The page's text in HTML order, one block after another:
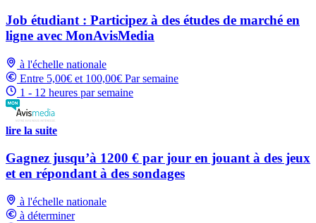
Job étudiant : Participez à des études de marché en
ligne avec MonAvisMedia
à l'échelle nationale
Entre 5,00€ et 100,00€ Par semaine
1 - 12 heures par semaine
lire la suite
Gagnez jusqu’à 1200 € par jour en jouant à des jeux
et en répondant à des sondages
à l'échelle nationale
à déterminer